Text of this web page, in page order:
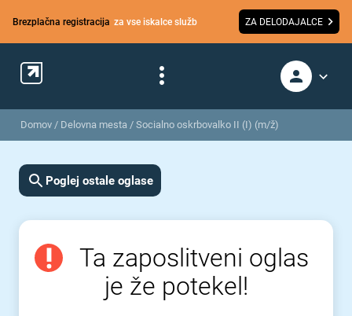
Brezplačna registracija za vse iskalce služb ZA DELODAJALCE
Domov / Delovna mesta / Socialno oskrbovalko II (I) (m/ž)
Poglej ostale oglase
Ta zaposlitveni oglas
je že potekel!